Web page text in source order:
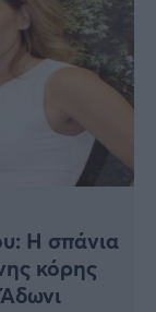
Η σπάνια
κόρης